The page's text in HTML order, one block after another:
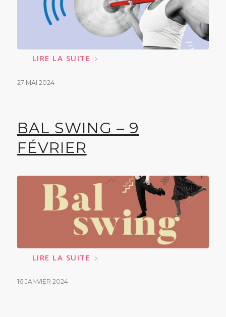
LIRE LA SUITE
27 MAI 2024
BAL SWING – 9
FÉVRIER
LIRE LA SUITE
16 JANVIER 2024